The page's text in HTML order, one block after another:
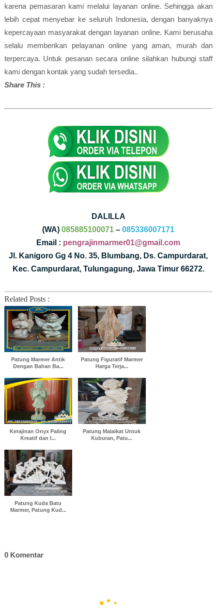
karena pemasaran kami melalui layanan online. Sehingga akan
lebih cepat menyebar ke seluruh Indonesia, dengan banyaknya
kepercayaan masyarakat dengan layanan online. Kami berusaha
selalu memberikan pelayanan online yang aman, murah dan
terpercaya. Untuk pesanan secara online silahkan hubungi staff
kami dengan kontak yang sudah tersedia..
Share This :
DALILLA
(WA)085885100071 –085336007171
Email : pengrajinmarmer01@gmail.com
Jl. Kanigoro Gg 4 No. 35, Blumbang, Ds. Campurdarat,
Kec. Campurdarat, Tulungagung, Jawa Timur 66272.
Related Posts :
Patung Marmer Antik
Dengan Bahan Ba...
Patung Figuratif Marmer
Harga Terja...
Kerajinan Onyx Paling
Kreatif dan I...
Patung Malaikat Untuk
Kuburan, Patu...
Patung Kuda Batu
Marmer, Patung Kud...
0 Komentar